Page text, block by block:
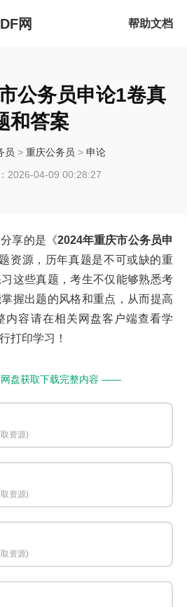
网 帮助文档
公务员申论1卷真
和答案
员 > 重庆公务员 > 申论
2026-04-09 00:28:27
享的是《2024年重庆市公务员申
资源，历年真题是不可或缺的重
这些真题，考生不仅能够熟悉考
握出题的风格和重点，从而提高
内容请在相关网盘客户端查看学
打印学习！
盘获取下载完整内容 ——
资源)
资源)
资源)